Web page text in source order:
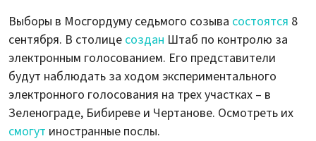
Выборы в Мосгордуму седьмого созыва состоятся 8
сентября. В столице создан Штаб по контролю за
электронным голосованием. Его представители
будут наблюдать за ходом экспериментального
электронного голосования на трех участках – в
Зеленограде, Бибиреве и Чертанове. Осмотреть их
смогут иностранные послы.